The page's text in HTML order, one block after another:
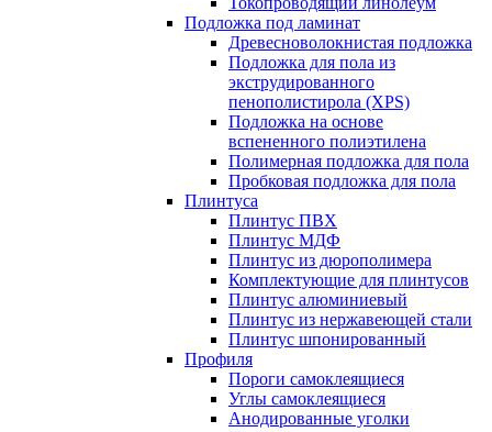
Подложка под ламинат
Древесноволокнистая подложка
Подложка для пола из
экструдированного
пенополистирола (XPS)
Подложка на основе
вспененного полиэтилена
Полимерная подложка для пола
Пробковая подложка для пола
Плинтуса
Плинтус ПВХ
Плинтус МДФ
Плинтус из дюрополимера
Комплектующие для плинтусов
Плинтус алюминиевый
Плинтус из нержавеющей стали
Плинтус шпонированный
Профиля
Пороги самоклеящиеся
Углы самоклеящиеся
Анодированные уголки